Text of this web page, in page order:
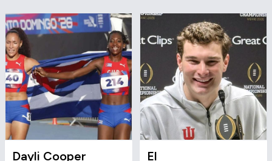
Dayli Cooper
El